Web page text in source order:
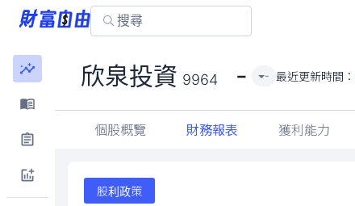
欣泉投資 9964 - - 最近更新時間：
個股概覽 財務報表 獲利能力
股利政策